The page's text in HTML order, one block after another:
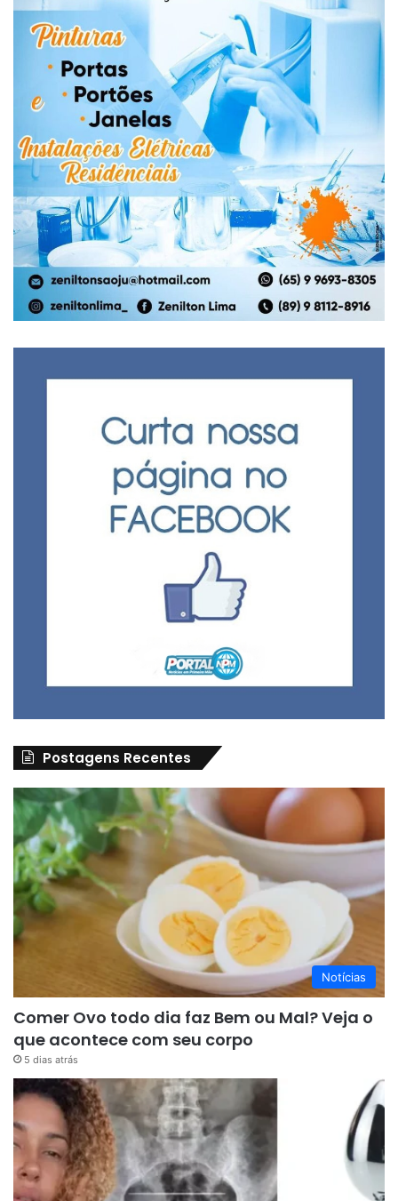
Postagens Recentes
Notícias
Comer Ovo todo dia faz Bem ou Mal? Veja o
que acontece com seu corpo
5 dias atrás